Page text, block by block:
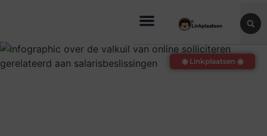
◉ Linkplaatsen ◉